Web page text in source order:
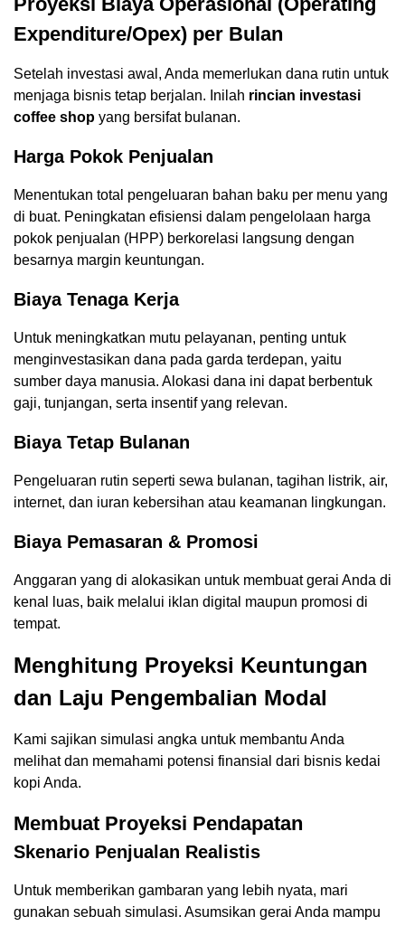
Expenditure/Opex) per Bulan
Setelah investasi awal, Anda memerlukan dana rutin untuk
menjaga bisnis tetap berjalan. Inilah rincian investasi
coffee shop yang bersifat bulanan.
Harga Pokok Penjualan
Menentukan total pengeluaran bahan baku per menu yang
di buat. Peningkatan efisiensi dalam pengelolaan harga
pokok penjualan (HPP) berkorelasi langsung dengan
besarnya margin keuntungan.
Biaya Tenaga Kerja
Untuk meningkatkan mutu pelayanan, penting untuk
menginvestasikan dana pada garda terdepan, yaitu
sumber daya manusia. Alokasi dana ini dapat berbentuk
gaji, tunjangan, serta insentif yang relevan.
Biaya Tetap Bulanan
Pengeluaran rutin seperti sewa bulanan, tagihan listrik, air,
internet, dan iuran kebersihan atau keamanan lingkungan.
Biaya Pemasaran & Promosi
Anggaran yang di alokasikan untuk membuat gerai Anda di
kenal luas, baik melalui iklan digital maupun promosi di
tempat.
Menghitung Proyeksi Keuntungan
dan Laju Pengembalian Modal
Kami sajikan simulasi angka untuk membantu Anda
melihat dan memahami potensi finansial dari bisnis kedai
kopi Anda.
Membuat Proyeksi Pendapatan
Skenario Penjualan Realistis
Untuk memberikan gambaran yang lebih nyata, mari
gunakan sebuah simulasi. Asumsikan gerai Anda mampu